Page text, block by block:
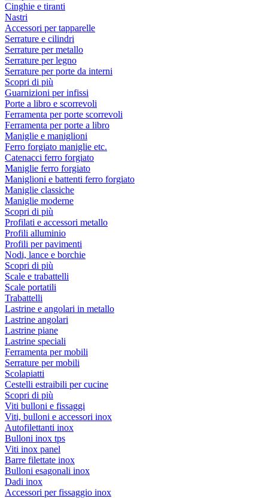
Cinghie e tiranti
Nastri
Accessori per tapparelle
Serrature e cilindri
Serrature per metallo
Serrature per legno
Serrature per porte da interni
Scopri di più
Guarnizioni per infissi
Porte a libro e scorrevoli
Ferramenta per porte scorrevoli
Ferramenta per porte a libro
Maniglie e maniglioni
Ferro forgiato maniglie etc.
Catenacci ferro forgiato
Maniglie ferro forgiato
Maniglioni e battenti ferro forgiato
Maniglie classiche
Maniglie moderne
Scopri di più
Profilati e accessori metallo
Profili alluminio
Profili per pavimenti
Nodi, lance e borchie
Scopri di più
Scale e trabattelli
Scale portatili
Trabattelli
Lastrine e angolari in metallo
Lastrine angolari
Lastrine piane
Lastrine speciali
Ferramenta per mobili
Serrature per mobili
Scolapiatti
Cestelli estraibili per cucine
Scopri di più
Viti bulloni e fissaggi
Viti, bulloni e accessori inox
Autofilettanti inox
Bulloni inox tps
Viti inox panel
Barre filettate inox
Bulloni esagonali inox
Dadi inox
Accessori per fissaggio inox